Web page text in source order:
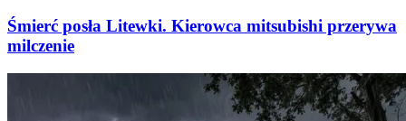
Śmierć posła Litewki. Kierowca mitsubishi przerywa
milczenie